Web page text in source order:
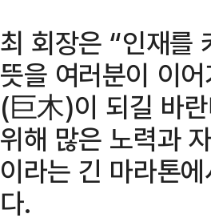
최 회장은 “인재를
뜻을 여러분이 이
(巨木)이 되길 바
위해 많은 노력과
이라는 긴 마라톤
다.